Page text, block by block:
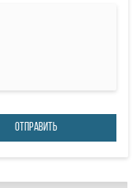
ОТПРАВИТЬ